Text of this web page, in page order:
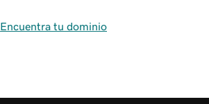
Encuentra tu dominio